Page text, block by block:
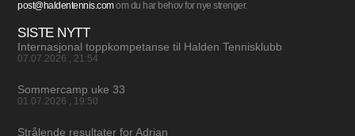
post@haldentennis.comom du har behov for nye strenger.
SISTE NYTT
Internasjonal toppkompetanse til Halden Tennisklubb
07.07.2026 21:54
Sommercamp uke 33
01.07.2026 19:50
Strålende resultater for Adrian